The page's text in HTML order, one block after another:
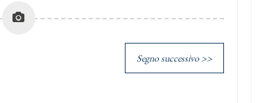
Segno successivo >>